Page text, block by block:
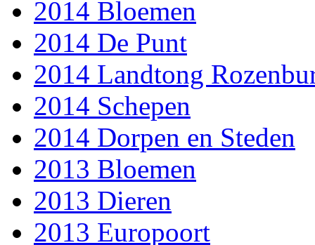
2014 Bloemen
2014 De Punt
2014 Landtong
2014 Schepen
2014 Dorpen en Steden
2013 Bloemen
2013 Dieren
2013 Europoort